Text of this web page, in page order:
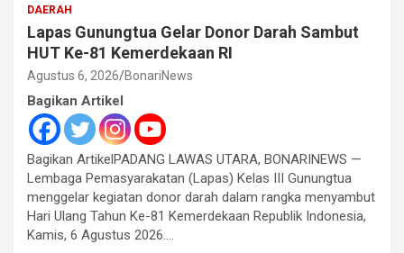
DAERAH
Lapas Gunungtua Gelar Donor Darah Sambut
HUT Ke-81 Kemerdekaan RI
Agustus 6, 2026 BonariNews
Bagikan Artikel
Bagikan ArtikelPADANG LAWAS UTARA, BONARINEWS —
Lembaga Pemasyarakatan (Lapas) Kelas III Gunungtua
menggelar kegiatan donor darah dalam rangka menyambut
Hari Ulang Tahun Ke-81 Kemerdekaan Republik Indonesia,
Kamis, 6 Agustus 2026.…